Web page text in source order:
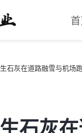
生石灰在道路融雪与机场
生石灰